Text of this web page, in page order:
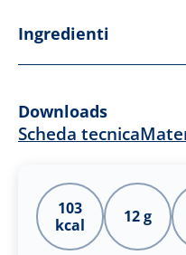
Ingredienti
Downloads
Scheda tecnica
103
kcal
12 g